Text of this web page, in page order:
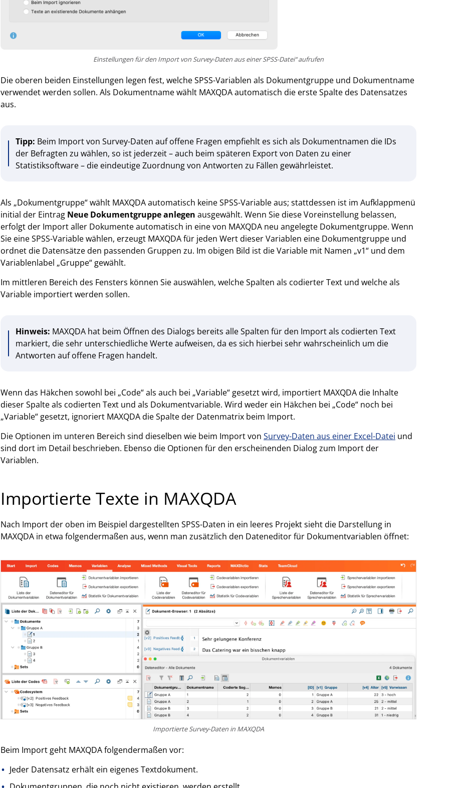
Einstellungen für den Import von Survey-Daten aus einer SPSS-Datei“ aufrufen
Die oberen beiden Einstellungen legen fest, welche SPSS-Variablen als Dokumentgruppe und Dokumentname
verwendet werden sollen. Als Dokumentname wählt MAXQDA automatisch die erste Spalte des Datensatzes
aus.
Tipp: Beim Import von Survey-Daten auf offene Fragen empfiehlt es sich als Dokumentnamen die IDs
der Befragten zu wählen, so ist jederzeit – auch beim späteren Export von Daten zu einer
Statistiksoftware – die eindeutige Zuordnung von Antworten zu Fällen gewährleistet.
Als „Dokumentgruppe“ wählt MAXQDA automatisch keine SPSS-Variable aus; stattdessen ist im Aufklappmenü
initial der Eintrag Neue Dokumentgruppe anlegen ausgewählt. Wenn Sie diese Voreinstellung belassen,
erfolgt der Import aller Dokumente automatisch in eine von MAXQDA neu angelegte Dokumentgruppe. Wenn
Sie eine SPSS-Variable wählen, erzeugt MAXQDA für jeden Wert dieser Variablen eine Dokumentgruppe und
ordnet die Datensätze den passenden Gruppen zu. Im obigen Bild ist die Variable mit Namen „v1“ und dem
Variablenlabel „Gruppe“ gewählt.
Im mittleren Bereich des Fensters können Sie auswählen, welche Spalten als codierter Text und welche als
Variable importiert werden sollen.
Hinweis: MAXQDA hat beim Öffnen des Dialogs bereits alle Spalten für den Import als codierten Text
markiert, die sehr unterschiedliche Werte aufweisen, da es sich hierbei sehr wahrscheinlich um die
Antworten auf offene Fragen handelt.
Wenn das Häkchen sowohl bei „Code“ als auch bei „Variable“ gesetzt wird, importiert MAXQDA die Inhalte
dieser Spalte als codierten Text und als Dokumentvariable. Wird weder ein Häkchen bei „Code“ noch bei
„Variable“ gesetzt, ignoriert MAXQDA die Spalte der Datenmatrix beim Import.
Die Optionen im unteren Bereich sind dieselben wie beim Import von Survey-Daten aus einer Excel-Datei und
sind dort im Detail beschrieben. Ebenso die Optionen für den erscheinenden Dialog zum Import der
Variablen.
Importierte Texte in MAXQDA
Nach Import der oben im Beispiel dargestellten SPSS-Daten in ein leeres Projekt sieht die Darstellung in
MAXQDA in etwa folgendermaßen aus, wenn man zusätzlich den Dateneditor für Dokumentvariablen öffnet:
Importierte Survey-Daten in MAXQDA
Beim Import geht MAXQDA folgendermaßen vor:
Jeder Datensatz erhält ein eigenes Textdokument.